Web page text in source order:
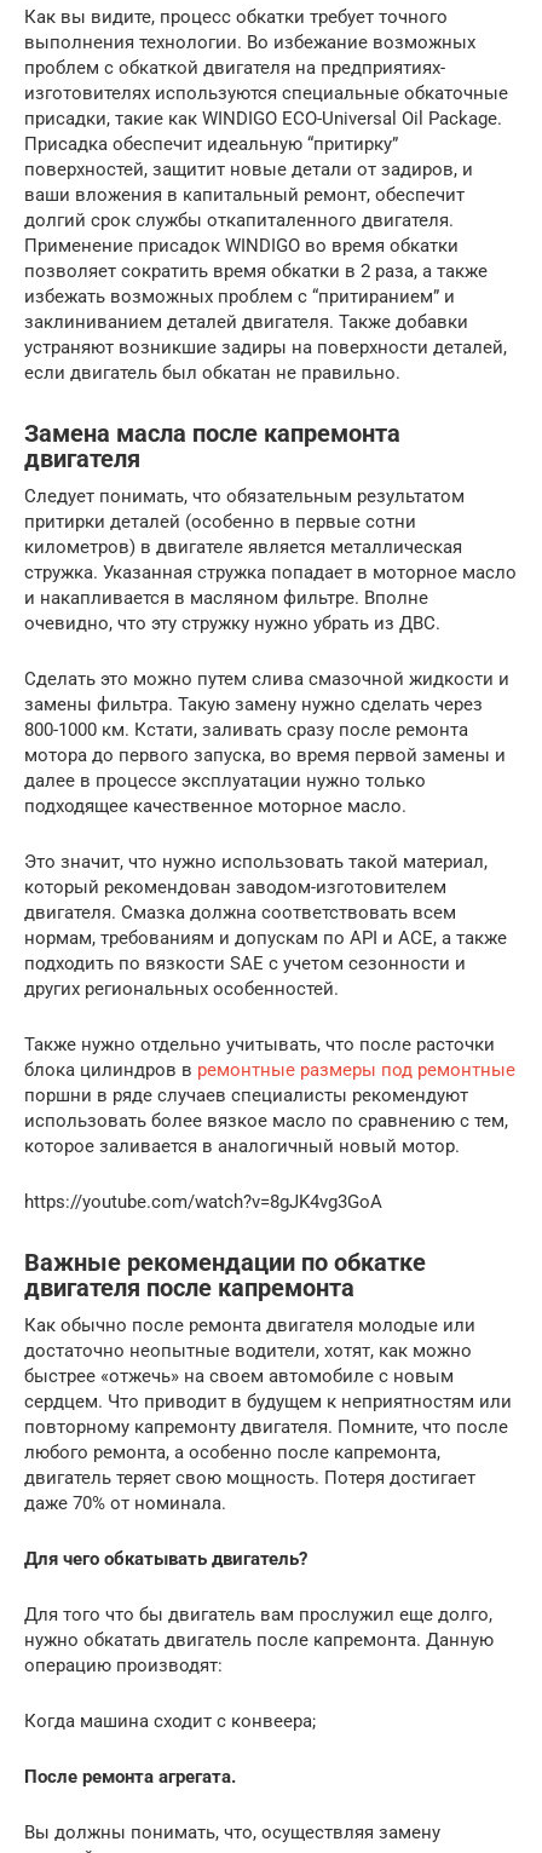
Как вы видите, процесс обкатки требует точного
выполнения технологии. Во избежание возможных
проблем с обкаткой двигателя на предприятиях-
изготовителях используются специальные обкаточные
присадки, такие как WINDIGO ECO-Universal Oil Package.
Присадка обеспечит идеальную “притирку”
поверхностей, защитит новые детали от задиров, и
ваши вложения в капитальный ремонт, обеспечит
долгий срок службы откапиталенного двигателя.
Применение присадок WINDIGO во время обкатки
позволяет сократить время обкатки в 2 раза, а также
избежать возможных проблем с “притиранием” и
заклиниванием деталей двигателя. Также добавки
устраняют возникшие задиры на поверхности деталей,
если двигатель был обкатан не правильно.
Замена масла после капремонта
двигателя
Следует понимать, что обязательным результатом
притирки деталей (особенно в первые сотни
километров) в двигателе является металлическая
стружка. Указанная стружка попадает в моторное масло
и накапливается в масляном фильтре. Вполне
очевидно, что эту стружку нужно убрать из ДВС.
Сделать это можно путем слива смазочной жидкости и
замены фильтра. Такую замену нужно сделать через
800-1000 км. Кстати, заливать сразу после ремонта
мотора до первого запуска, во время первой замены и
далее в процессе эксплуатации нужно только
подходящее качественное моторное масло.
Это значит, что нужно использовать такой материал,
который рекомендован заводом-изготовителем
двигателя. Смазка должна соответствовать всем
нормам, требованиям и допускам по API и ACE, а также
подходить по вязкости SAE с учетом сезонности и
других региональных особенностей.
Также нужно отдельно учитывать, что после расточки
блока цилиндров в ремонтные размеры под ремонтные
поршни в ряде случаев специалисты рекомендуют
использовать более вязкое масло по сравнению с тем,
которое заливается в аналогичный новый мотор.
https://youtube.com/watch?v=8gJK4vg3GoA
Важные рекомендации по обкатке
двигателя после капремонта
Как обычно после ремонта двигателя молодые или
достаточно неопытные водители, хотят, как можно
быстрее «отжечь» на своем автомобиле с новым
сердцем. Что приводит в будущем к неприятностям или
повторному капремонту двигателя. Помните, что после
любого ремонта, а особенно после капремонта,
двигатель теряет свою мощность. Потеря достигает
даже 70% от номинала.
Для чего обкатывать двигатель?
Для того что бы двигатель вам прослужил еще долго,
нужно обкатать двигатель после капремонта. Данную
операцию производят:
Когда машина сходит с конвеера;
После ремонта агрегата.
Вы должны понимать, что, осуществляя замену